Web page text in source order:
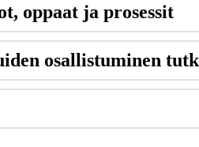
, oppaat ja prosessit
osallistuminen